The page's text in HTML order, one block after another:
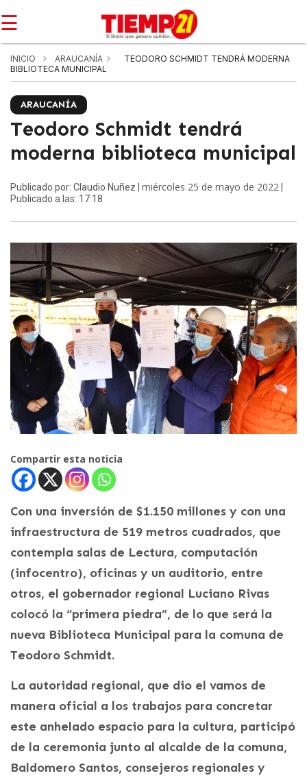
☰
INICIO ARAUCANÍA
TEODORO SCHMIDT TENDRÁ MODERNA
BIBLIOTECA MUNICIPAL
ARAUCANÍA
Teodoro Schmidt tendrá
moderna biblioteca municipal
Publicado por: Claudio Nuñez | miércoles 25 de mayo de 2022
Publicado a las: 17:18
Compartir esta noticia
Con una inversión de $1.150 millones y con una
infraestructura de 519 metros cuadrados, que
contempla salas de Lectura, computación
(infocentro), oficinas y un auditorio, entre
otros, el gobernador regional Luciano Rivas
colocó la “primera piedra”, de lo que será la
nueva Biblioteca Municipal para la comuna de
Teodoro Schmidt.
La autoridad regional, que dio el vamos de
manera oficial a los trabajos para concretar
este anhelado espacio para la cultura, participó
de la ceremonia junto al alcalde de la comuna,
Baldomero Santos, consejeros regionales y